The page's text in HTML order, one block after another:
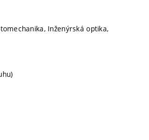
Inženýrská optika,